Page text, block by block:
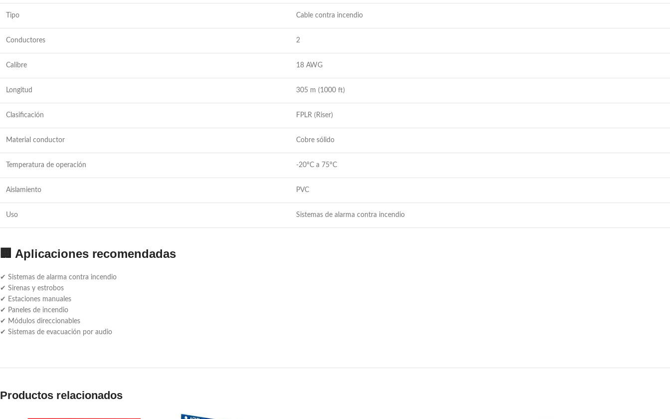
Tipo Cable contra incendio
Conductores 2
Calibre 18 AWG
Longitud 305 m (1000 ft)
Clasificación FPLR (Riser)
Material conductor Cobre sólido
Temperatura de operación -20°C a 75°C
Aislamiento PVC
Uso Sistemas de alarma contra incendio
🏢 Aplicaciones recomendadas
✔ Sistemas de alarma contra incendio
✔ Sirenas y estrobos
✔ Estaciones manuales
✔ Paneles de incendio
✔ Módulos direccionables
✔ Sistemas de evacuación por audio
Productos relacionados